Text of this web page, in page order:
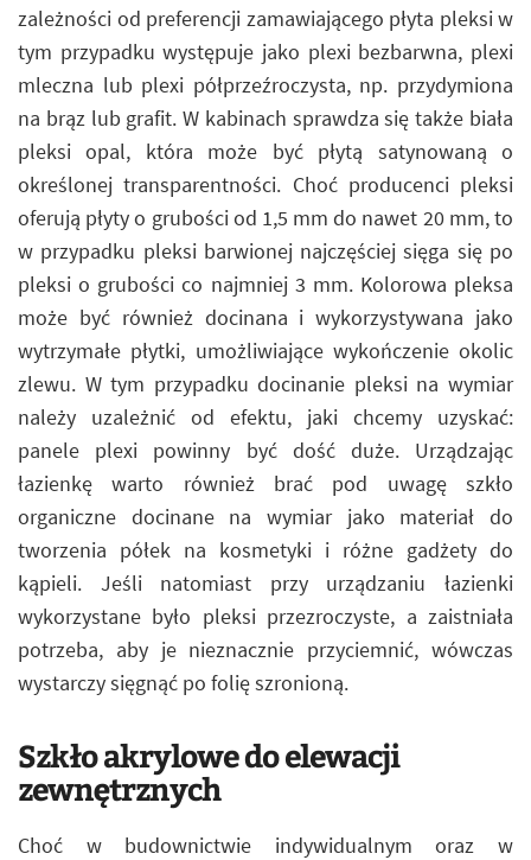
zależności od preferencji zamawiającego płyta pleksi w
tym przypadku występuje jako plexi bezbarwna, plexi
mleczna lub plexi półprzeźroczysta, np. przydymiona
na brąz lub grafit. W kabinach sprawdza się także biała
pleksi opal, która może być płytą satynowaną o
określonej transparentności. Choć producenci pleksi
oferują płyty o grubości od 1,5 mm do nawet 20 mm, to
w przypadku pleksi barwionej najczęściej sięga się po
pleksi o grubości co najmniej 3 mm. Kolorowa pleksa
może być również docinana i wykorzystywana jako
wytrzymałe płytki, umożliwiające wykończenie okolic
zlewu. W tym przypadku docinanie pleksi na wymiar
należy uzależnić od efektu, jaki chcemy uzyskać:
panele plexi powinny być dość duże. Urządzając
łazienkę warto również brać pod uwagę szkło
organiczne docinane na wymiar jako materiał do
tworzenia półek na kosmetyki i różne gadżety do
kąpieli. Jeśli natomiast przy urządzaniu łazienki
wykorzystane było pleksi przezroczyste, a zaistniała
potrzeba, aby je nieznacznie przyciemnić, wówczas
wystarczy sięgnąć po folię szronioną.
Szkło akrylowe do elewacji
zewnętrznych
Choć w budownictwie indywidualnym oraz w